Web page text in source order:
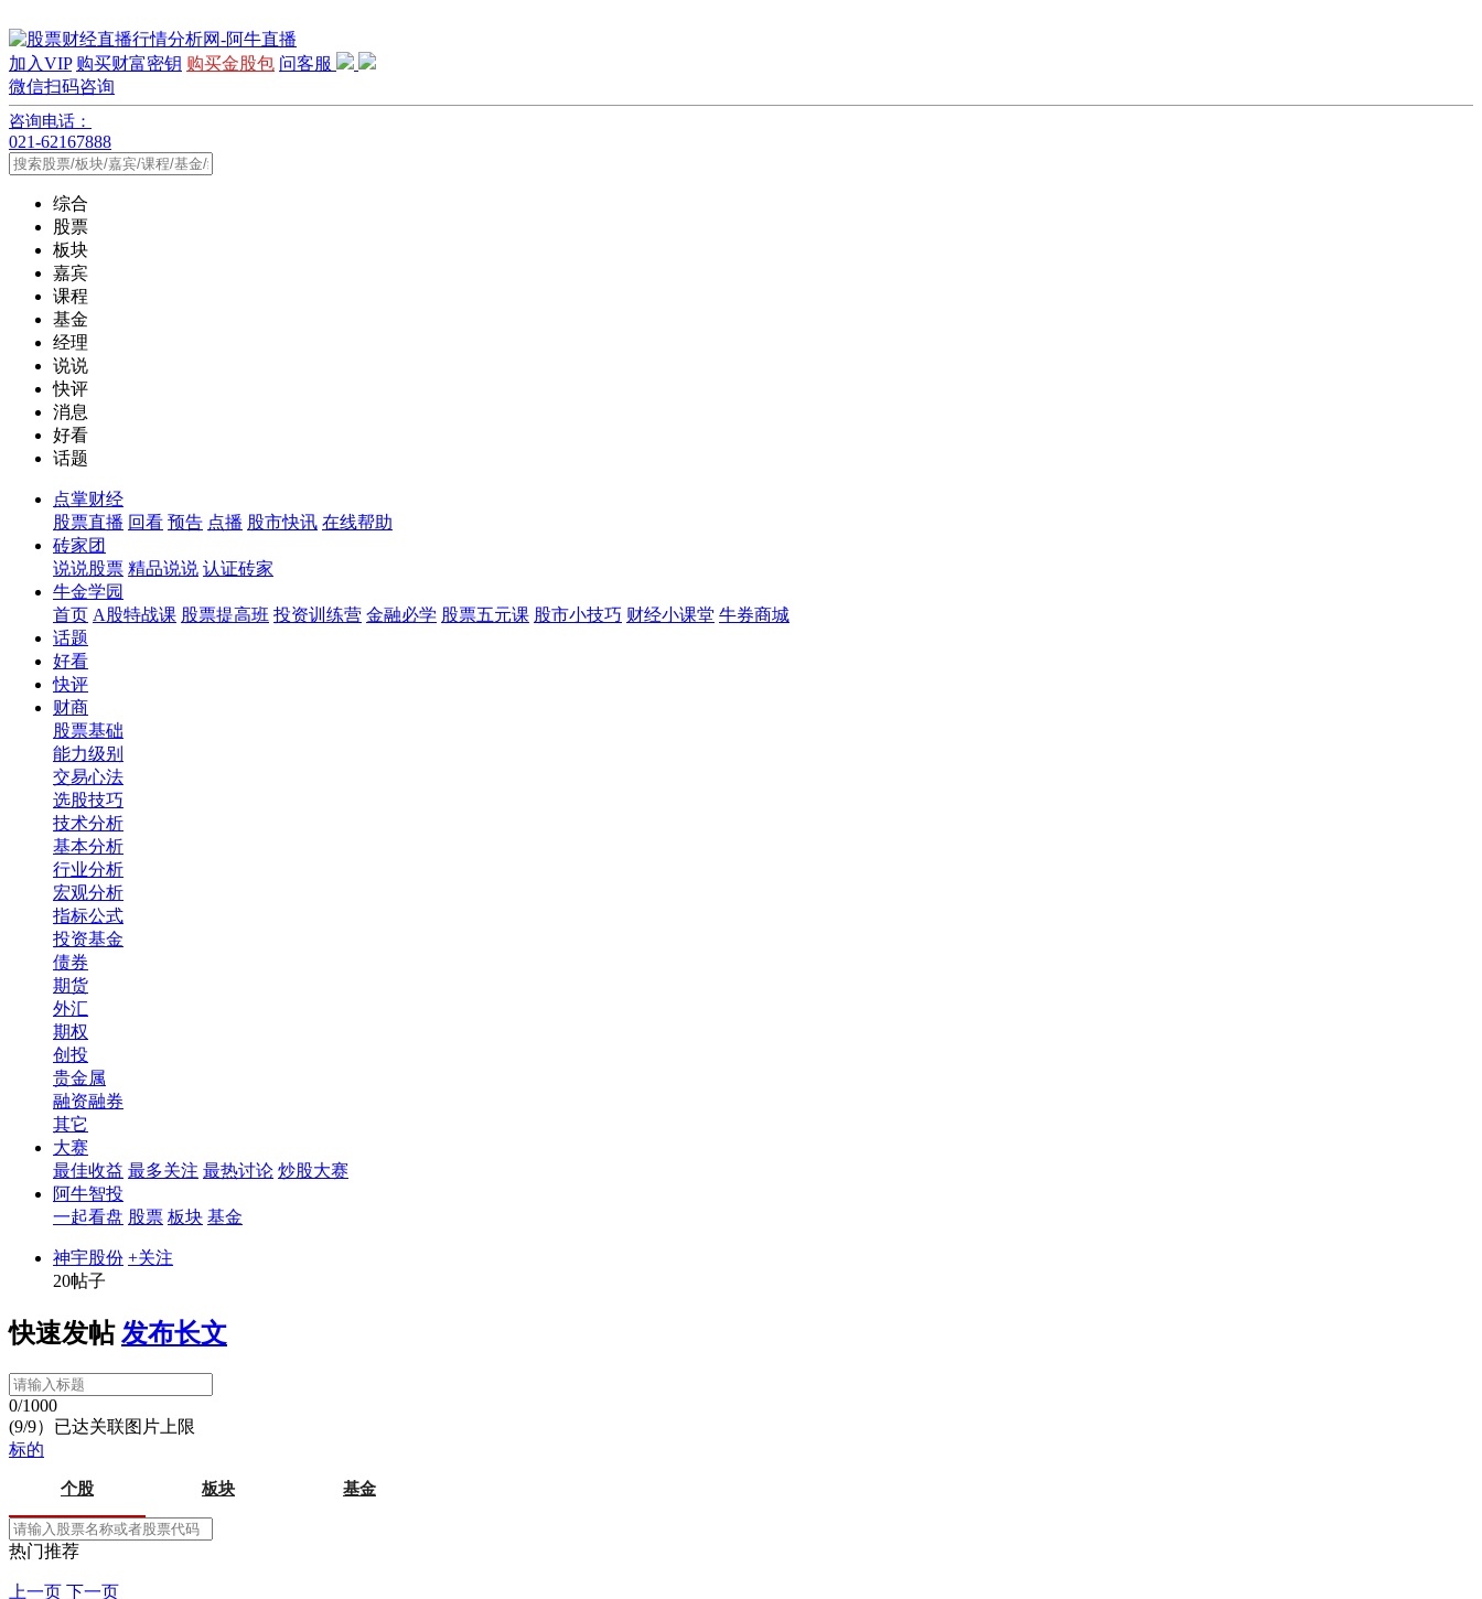
加入VIP 购买财富密钥 购买金股包 问客服
微信扫码咨询
咨询电话：
021-62167888
综合
股票
板块
嘉宾
课程
基金
经理
说说
快评
消息
好看
话题
点掌财经
股票直播 回看 预告 点播 股市快讯 在线帮助
砖家团
说说股票 精品说说 认证砖家
牛金学园
首页 A股特战课 股票提高班 投资训练营 金融必学 股票五元课 股市小技巧 财经小课堂 牛券商城
话题
好看
快评
财商
股票基础
能力级别
交易心法
选股技巧
技术分析
基本分析
行业分析
宏观分析
指标公式
投资基金
债券
期货
外汇
期权
创投
贵金属
融资融券
其它
大赛
最佳收益 最多关注 最热讨论 炒股大赛
阿牛智投
一起看盘 股票 板块 基金
神宇股份 +关注
20帖子
快速发帖 发布长文
0/1000
(9/9）已达关联图片上限
标的
个股 板块 基金
热门推荐
上一页 下一页